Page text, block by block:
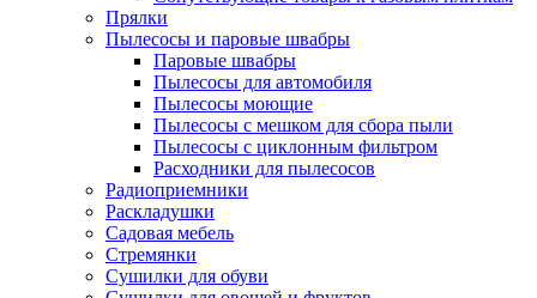
Прялки
Пылесосы и паровые швабры
Паровые швабры
Пылесосы для автомобиля
Пылесосы моющие
Пылесосы с мешком для сбора пыли
Пылесосы с циклонным фильтром
Расходники для пылесосов
Радиоприемники
Раскладушки
Садовая мебель
Стремянки
Сушилки для обуви